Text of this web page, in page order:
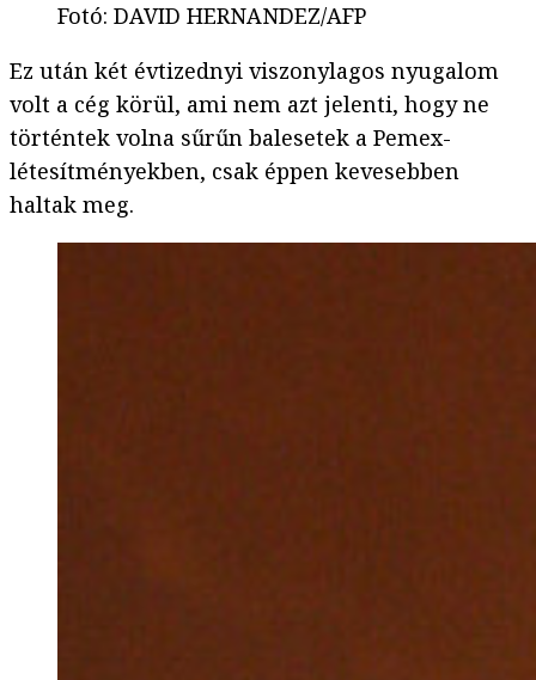
Fotó: DAVID HERNANDEZ/AFP
Ez után két évtizednyi viszonylagos nyugalom
volt a cég körül, ami nem azt jelenti, hogy ne
történtek volna sűrűn balesetek a Pemex-
létesítményekben, csak éppen kevesebben
haltak meg.